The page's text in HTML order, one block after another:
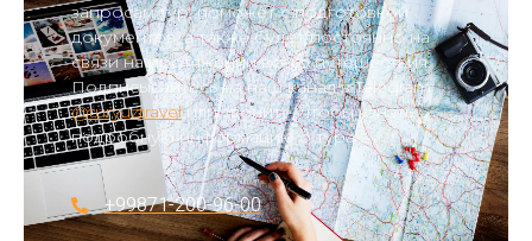
запросам тур, поможет с подготовкой
документов, а также будет постоянно на
связи на протяжении всего путешествия.
Подписывайтесь на наш канал в Telegram
@turyuztravelили звоните, чтобы узнать
подробную информацию о турах:
+99871-200-96-00